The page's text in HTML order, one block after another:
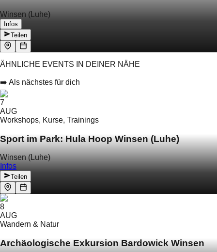
Winsen (Luhe)
Infos
Teilen
ÄHNLICHE EVENTS IN DEINER NÄHE
➡️ Als nächstes für dich
7
AUG
Workshops, Kurse, Trainings
Sport im Park: Hula Hoop Winsen (Luhe)
Winsen (Luhe)
Infos
Teilen
8
AUG
Wandern & Natur
Archäologische Exkursion Bardowick Winsen